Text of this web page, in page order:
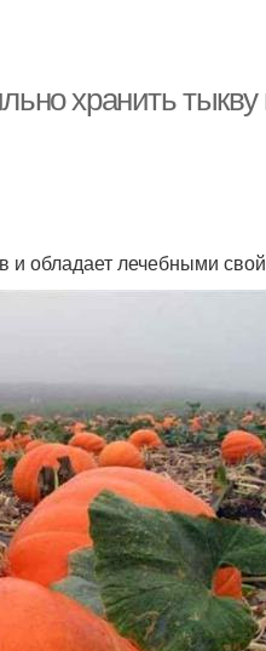
хранить
и обладает лечебными